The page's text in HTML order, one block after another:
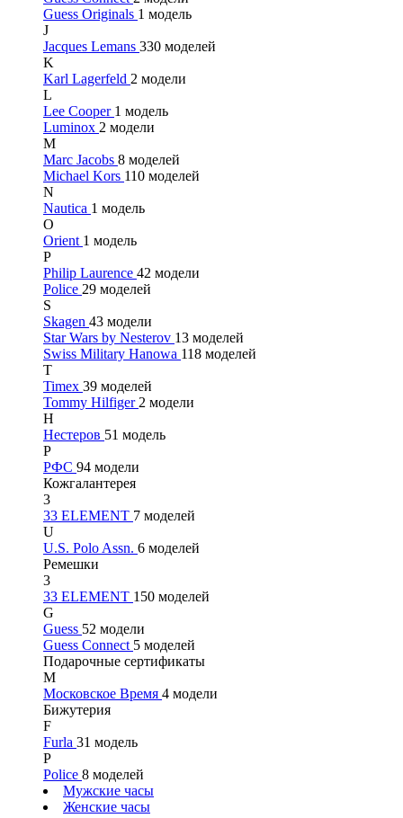
Guess Originals 1 модель
J
Jacques Lemans 330 моделей
K
Karl Lagerfeld 2 модели
L
Lee Cooper 1 модель
Luminox 2 модели
M
Marc Jacobs 8 моделей
Michael Kors 110 моделей
N
Nautica 1 модель
O
Orient 1 модель
P
Philip Laurence 42 модели
Police 29 моделей
S
Skagen 43 модели
Star Wars by Nesterov 13 моделей
Swiss Military Hanowa 118 моделей
T
Timex 39 моделей
Tommy Hilfiger 2 модели
Н
Нестеров 51 модель
Р
РФС 94 модели
Кожгалантерея
3
33 ELEMENT 7 моделей
U
U.S. Polo Assn. 6 моделей
Ремешки
3
33 ELEMENT 150 моделей
G
Guess 52 модели
Guess Connect 5 моделей
Подарочные сертификаты
М
Московское Время 4 модели
Бижутерия
F
Furla 31 модель
P
Police 8 моделей
Мужские часы
Женские часы